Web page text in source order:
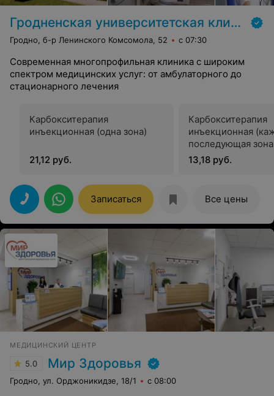
Гродненская университетская клиника
Гродно, б-р Ленинского Комсомола, 52 с 07:30
Современная многопрофильная клиника с широким
спектром медицинских услуг: от амбулаторного до
стационарного лечения
Карбокситерапия
инъекционная (одна зона)
21,12 руб.
Карбокситерапия
инъекционная
последующая
13,18 руб.
Записаться Все цены
МЕДИЦИНСКИЙ ЦЕНТР
5.0 Мир Здоровья
Гродно, ул. Орджоникидзе, 18/1 с 08:00